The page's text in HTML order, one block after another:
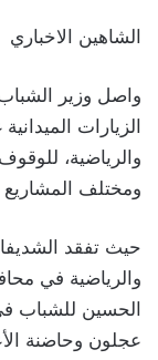
الشاهين الاخباري
واصل وزير
الزيارات
والرياضية،
ومختلف المشاريع
حيث تفقد
والرياضية في
الحسين للشباب
عجلون وحاضنة